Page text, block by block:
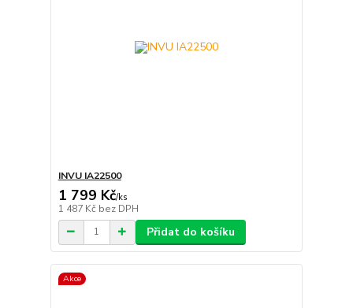
INVU IA22500
1 799 Kč/ks
1 487 Kč bez DPH
Přidat do košíku
Akce